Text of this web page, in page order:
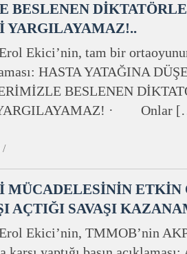
BESLENEN
YARGILAYAMAZ!..
Ekici’nin, tam bir
HASTA YATAĞINA
BESLENEN
YARGILAYAMAZ! · Onlar
/
MÜCADELESİNİN ETKİN
AÇTIĞI SAVAŞI
Ekici’nin, TMMOB’nin